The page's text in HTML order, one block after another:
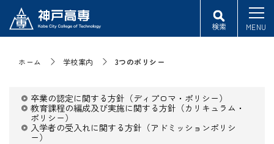
検索 MENU
ホーム 学校案内 3つのポリシー
卒業の認定に関する方針（ディプロマ・ポリシー）
教育課程の編成及び実施に関する方針（カリキュラム・
ポリシー）
入学者の受入れに関する方針（アドミッションポリシ
ー）